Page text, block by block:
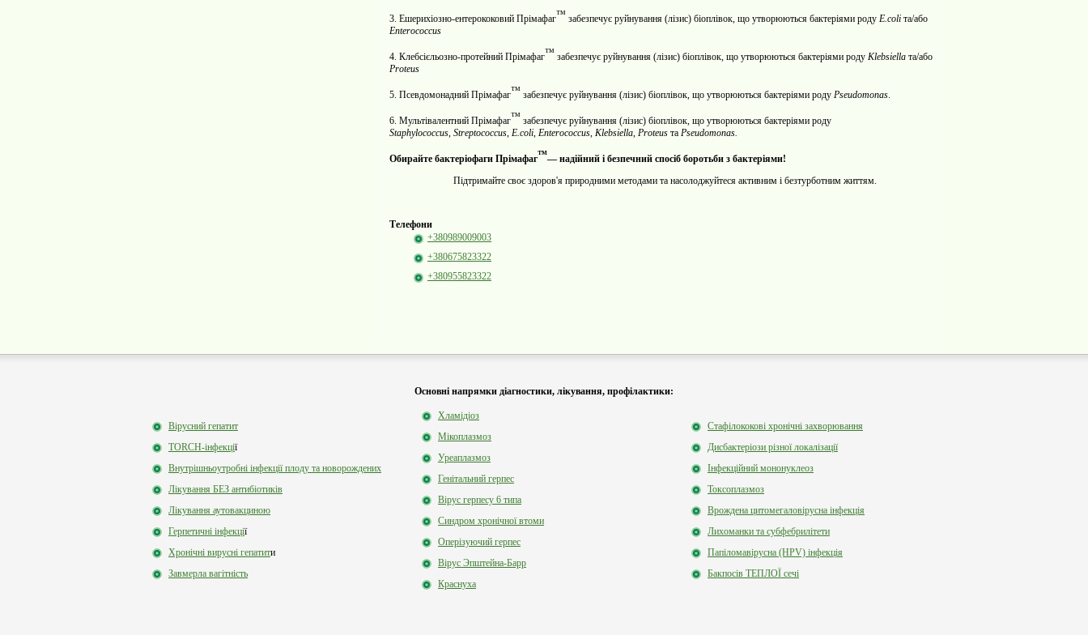
3. Ешерихіозно-ентерококовий Прімафаг™ забезпечує руйнування (лізис) біоплівок, що утворюються бактеріями роду E.coli та/або
Enterococcus
4. Клебсієльозно-протейний Прімафаг™ забезпечує руйнування (лізис) біоплівок, що утворюються бактеріями роду Klebsiella та/або
Proteus
5. Псевдомонадний Прімафаг™ забезпечує руйнування (лізис) біоплівок, що утворюються бактеріями роду Pseudomonas.
6. Мультівалентний Прімафаг™ забезпечує руйнування (лізис) біоплівок, що утворюються бактеріями роду
Staphylococcus, Streptococcus, E.coli, Enterococcus, Klebsiella, Proteus та Pseudomonas.
Обирайте бактеріофаги Прімафаг™— надійний і безпечний спосіб боротьби з бактеріями!
Підтримайте своє здоров'я природними методами та насолоджуйтеся активним і безтурботним життям.
Телефони
+380989009003
+380675823322
+380955823322
Основні напрямки діагностики, лікування, профілактики:
Вірусний гепатит
TORCH-інфекції
Внутрішньоутробні інфекції плоду та новорождених
Лікування БЕЗ антибіотиків
Лікування аутовакциною
Герпетичні інфекції
Хронічні вирусні гепатити
Завмерла вагітність
Хламідіоз
Мікоплазмоз
Уреаплазмоз
Генітальний герпес
Вірус герпесу 6 типа
Синдром хронічної втоми
Оперізуючий герпес
Вірус Эпштейна-Барр
Краснуха
Стафілококові хронічні захворювання
Дисбактеріози різної локалізації
Інфекційний мононуклеоз
Токсоплазмоз
Врождена цитомегаловірусна інфекція
Лихоманки та субфебрилітети
Папіломавірусна (HPV) інфекція
Бакпосів ТЕПЛОЇ сечі